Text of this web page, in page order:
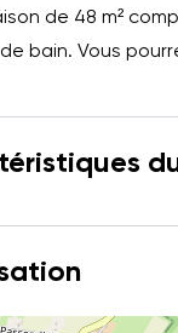
de 48 m²
bain. Vous